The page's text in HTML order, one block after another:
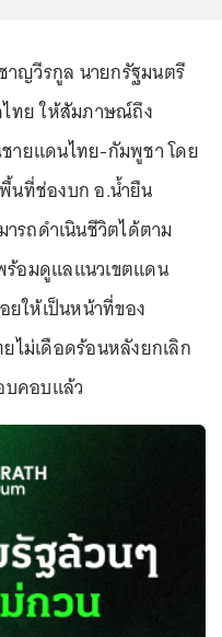
ญวีรกูล นายกรัฐมนตรี
ไทย ให้สัมภาษณ์ถึง
ายแดนไทย-กัมพูชา โดย
นที่ช่องบก อ.น้ำยืน
รถดำเนินชีวิตได้ตาม
อมดูแลแนวเขตแดน
ยให้เป็นหน้าที่ของ
ไม่เดือดร้อนหลังยกเลิก
บคอบแล้ว